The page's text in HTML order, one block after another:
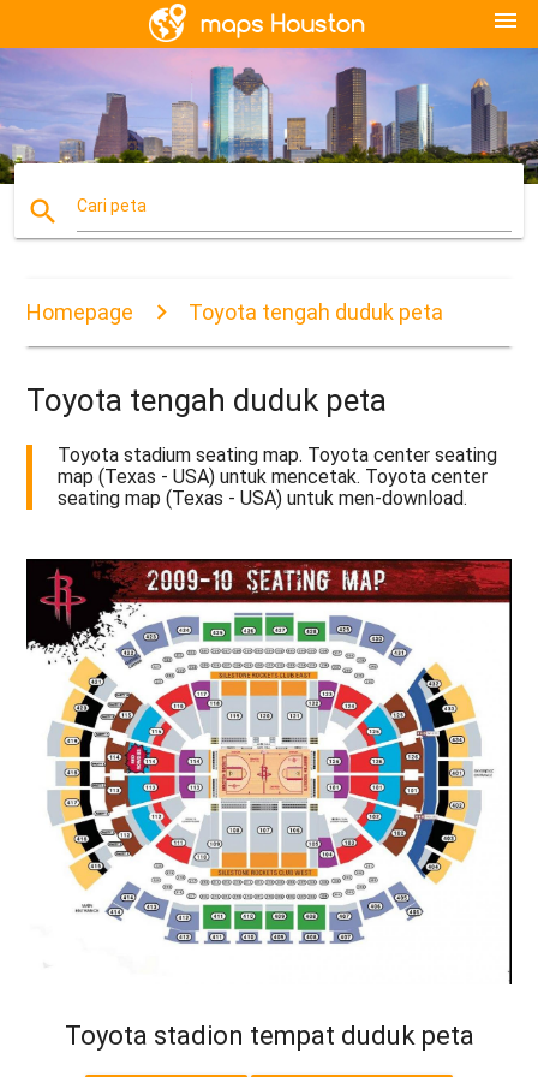
menu
search Cari peta
Homepage Toyota tengah duduk peta
Toyota tengah duduk peta
Toyota stadium seating map. Toyota center seating
map (Texas - USA) untuk mencetak. Toyota center
seating map (Texas - USA) untuk men-download.
Toyota stadion tempat duduk peta